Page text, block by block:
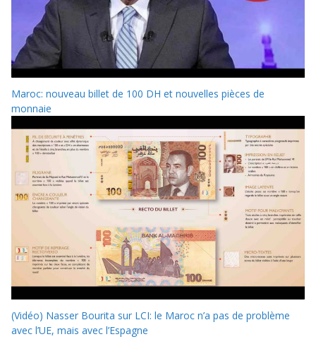
Maroc: nouveau billet de 100 DH et nouvelles pièces de
monnaie
(Vidéo) Nasser Bourita sur LCI: le Maroc n’a pas de problème
avec l’UE, mais avec l’Espagne